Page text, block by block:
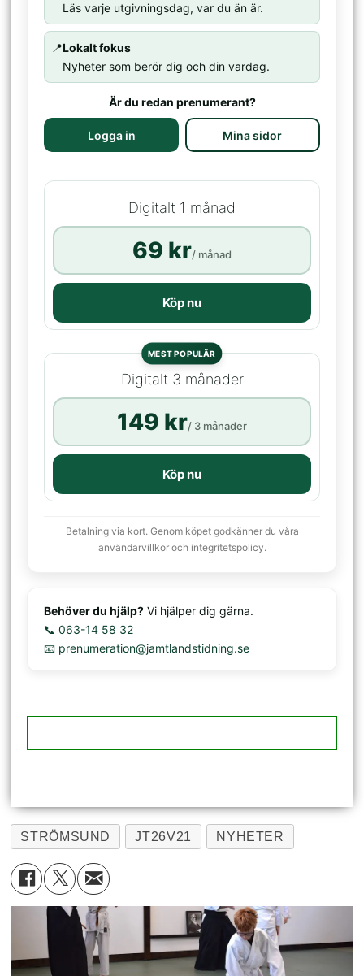
Läs varje utgivningsdag, var du än är.
📍Lokalt fokus
Nyheter som berör dig och din vardag.
Är du redan prenumerant?
Logga in Mina sidor
Digitalt 1 månad
69 kr/ månad
Köp nu
MEST POPULÄR
Digitalt 3 månader
149 kr/ 3 månader
Köp nu
Betalning via kort. Genom köpet godkänner du våra
användarvillkor och integritetspolicy.
Behöver du hjälp? Vi hjälper dig gärna.
📞 063-14 58 32
📧 prenumeration@jamtlandstidning.se
STRÖMSUND JT26V21 NYHETER